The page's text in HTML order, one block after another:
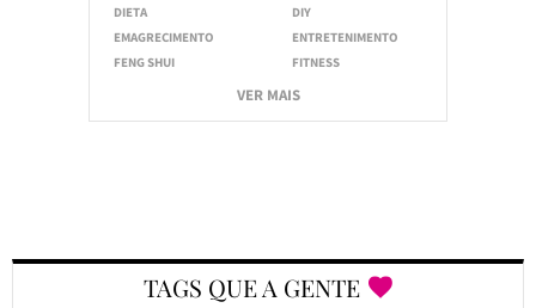
DIETA
DIY
EMAGRECIMENTO
ENTRETENIMENTO
FENG SHUI
FITNESS
VER MAIS
TAGS QUE A GENTE